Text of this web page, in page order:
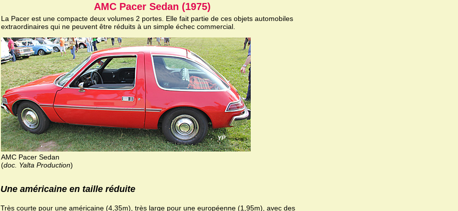
AMC Pacer Sedan (1975)
La Pacer est une compacte deux volumes 2 portes. Elle fait partie de ces objets automobiles
extraordinaires qui ne peuvent être réduits à un simple échec commercial.
AMC Pacer Sedan
(doc. Yalta Production)
Une américaine en taille réduite
Très courte pour une américaine (4,35m), très large pour une européenne (1,95m), avec des